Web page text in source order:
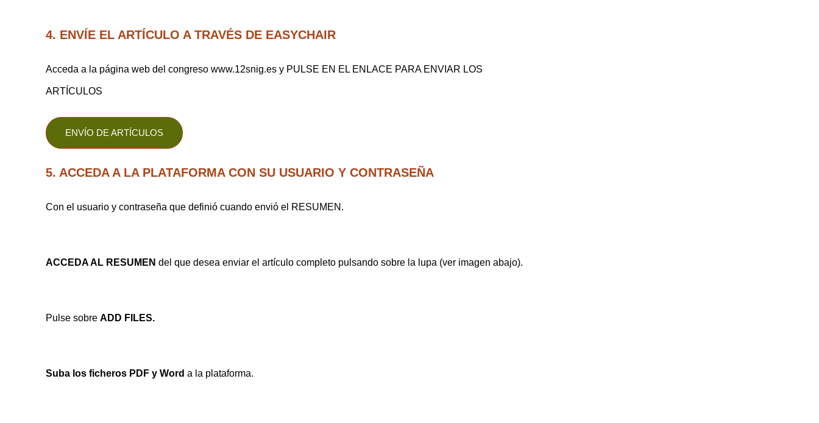
4. ENVÍE EL ARTÍCULO A TRAVÉS DE EASYCHAIR
Acceda a la página web del congreso www.12snig.es y PULSE EN EL ENLACE PARA ENVIAR LOS
ARTÍCULOS
ENVÍO DE ARTÍCULOS
5. ACCEDA A LA PLATAFORMA CON SU USUARIO Y CONTRASEÑA
Con el usuario y contraseña que definió cuando envió el RESUMEN.
ACCEDA AL RESUMEN del que desea enviar el artículo completo pulsando sobre la lupa (ver imagen abajo).
Pulse sobre ADD FILES.
Suba los ficheros PDF y Word a la plataforma.